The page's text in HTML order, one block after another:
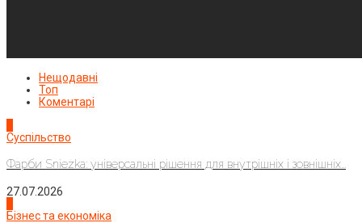
Нещодавні
Топ
Коментарі
Суспільство
Фарби Sniezka: універсальні рішення для внутрішніх і зовнішніх...
27.07.2026
Бізнес та економіка